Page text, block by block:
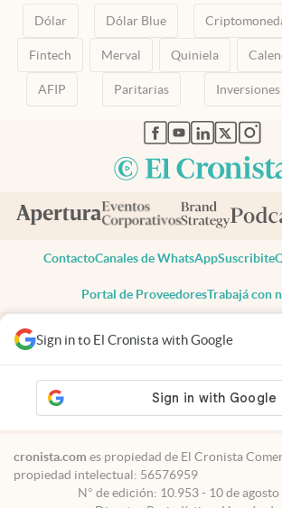
Sign in to El Cronista with Google
Dólar Dólar Blue
Fintech Merval Quiniela
AFIP Paritarias Inversiones
abre en nueva
abre en nueva
abre en
abre
ContactoCanales de WhatsAppSuscribite
Portal de ProveedoresTrabajá con
Todos los derechos reservados
Privacidad
Consentimiento
Tel:+54 11 7078-3270
cronista.com es propiedad de El Cronista
propiedad intelectual: 56576959
N° de edición: 10.953 - 10 de